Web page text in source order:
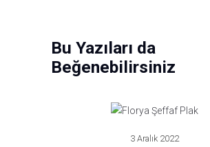
Bu Yazıları da
Beğenebilirsiniz
3 Aralık 2022